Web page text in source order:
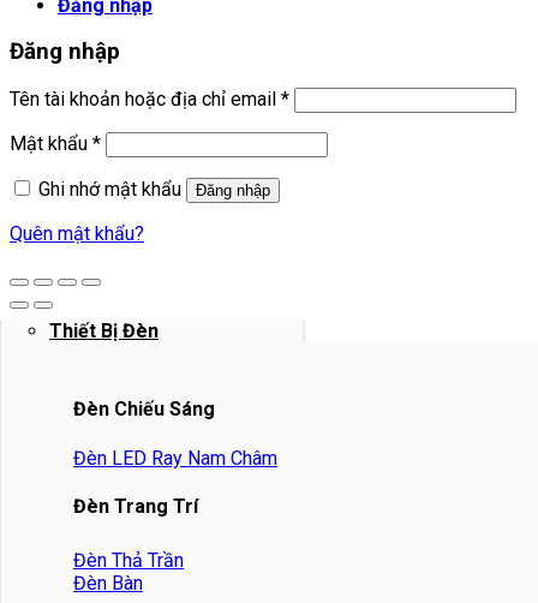
Thiết Bị Đèn
Đèn Chiếu Sáng
Đèn LED Ray Nam Châm
Đèn Trang Trí
Đèn Thả Trần
Đèn Bàn
Đăng nhập
Đăng nhập
Tên tài khoản hoặc địa chỉ email *Bắt
Mật khẩu *Bắt
Ghi nhớ mật khẩu
Đăng nhập
Quên mật khẩu?